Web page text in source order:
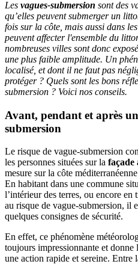
Les vagues-submersion sont des
qu’elles peuvent submerger un
fois sur la côte, mais aussi dans
peuvent affecter l'ensemble du
nombreuses villes sont donc
une plus faible amplitude. Un
localisé, et dont il ne faut pas
protéger ? Quels sont les bons
submersion ? Voici nos conseils.
Avant, pendant et après
submersion
Le risque de vague-submersion
les personnes situées sur la façade
mesure sur la côte
En habitant dans une commune
l’intérieur des terres, ou encore
au risque de vague-submersion, il
quelques consignes de sécurité.
En effet, ce phénomène
toujours impressionnante et donne
une action rapide et sereine.